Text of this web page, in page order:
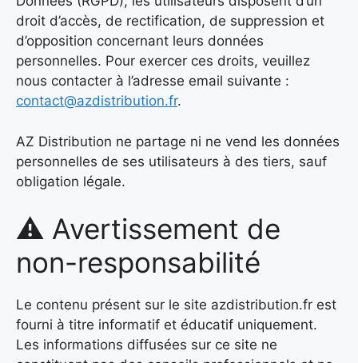
droit d’accès, de rectification, de suppression et
d’opposition concernant leurs données
personnelles. Pour exercer ces droits, veuillez
nous contacter à l’adresse email suivante :
contact@azdistribution.fr.
AZ Distribution ne partage ni ne vend les données
personnelles de ses utilisateurs à des tiers, sauf
obligation légale.
⚠️ Avertissement de
non-responsabilité
Le contenu présent sur le site azdistribution.fr est
fourni à titre informatif et éducatif uniquement.
Les informations diffusées sur ce site ne